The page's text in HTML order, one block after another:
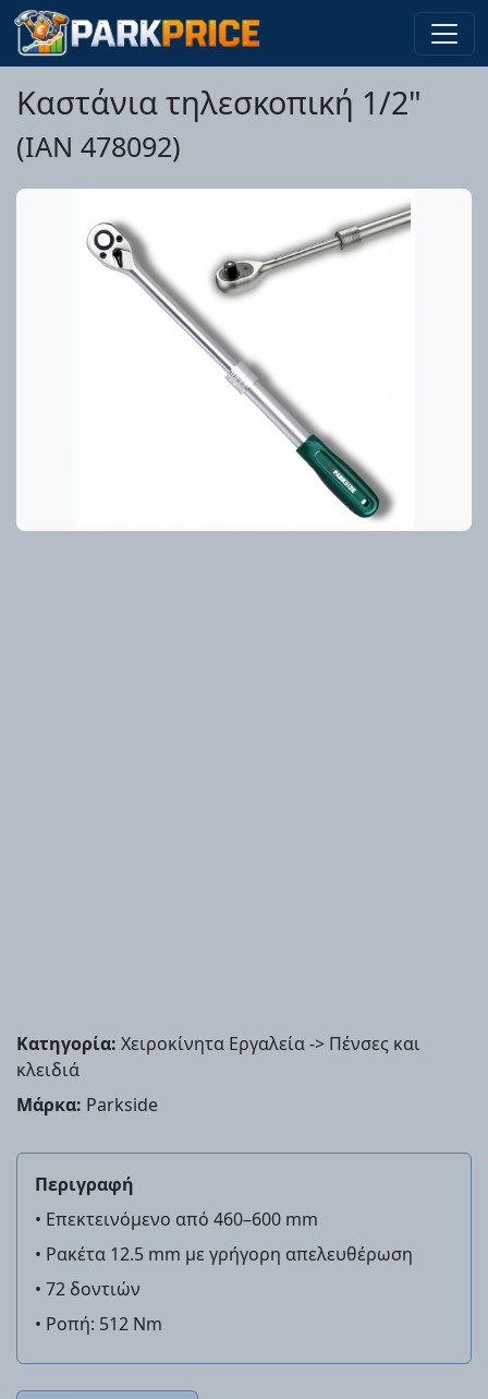
Καστάνια τηλεσκοπική 1/2"
(IAN 478092)
Κατηγορία: Χειροκίνητα Εργαλεία -> Πένσες και
κλειδιά
Μάρκα: Parkside
Περιγραφή
• Επεκτεινόμενο από 460–600 mm
• Ρακέτα 12.5 mm με γρήγορη απελευθέρωση
• 72 δοντιών
• Ροπή: 512 Nm